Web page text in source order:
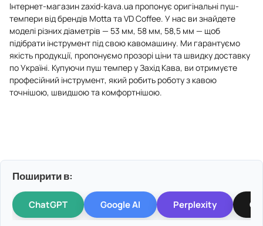
Інтернет-магазин zaxid-kava.ua пропонує оригінальні пуш-
темпери від брендів Motta та VD Coffee. У нас ви знайдете
моделі різних діаметрів — 53 мм, 58 мм, 58,5 мм — щоб
підібрати інструмент під свою кавомашину. Ми гарантуємо
якість продукції, пропонуємо прозорі ціни та швидку доставку
по Україні. Купуючи пуш темпер у Захід Кава, ви отримуєте
професійний інструмент, який робить роботу з кавою
точнішою, швидшою та комфортнішою.
Поширити в:
ChatGPT Google AI Perplexity